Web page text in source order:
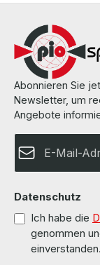
Abonnieren Sie
Newsletter, um
Angebote
Datenschutz
Ich habe die
genommen
einverstanden.